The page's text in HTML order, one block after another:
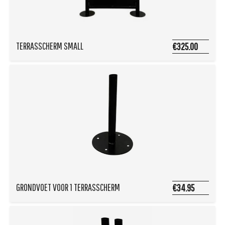
TERRASSCHERM SMALL €325.00
GRONDVOET VOOR 1 TERRASSCHERM €34.95